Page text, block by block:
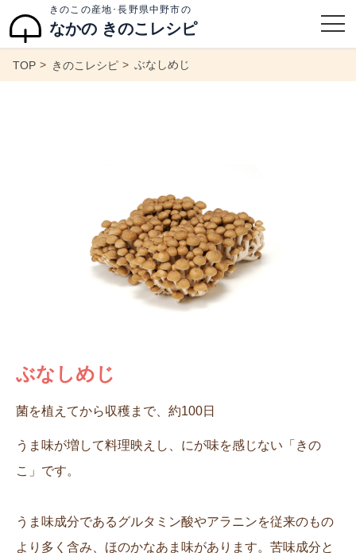
きのこの産地･長野県中野市の
なかの きのこレシピ
TOP きのこレシピ ぶなしめじ
ぶなしめじ
菌を植えてから収穫まで、約100日
うま味が増して料理映えし、にが味を感じない「きの
こ」です。
うま味成分であるグルタミン酸やアラニンを従来のもの
より多く含み、ほのかなあま味があります。苦味成分と